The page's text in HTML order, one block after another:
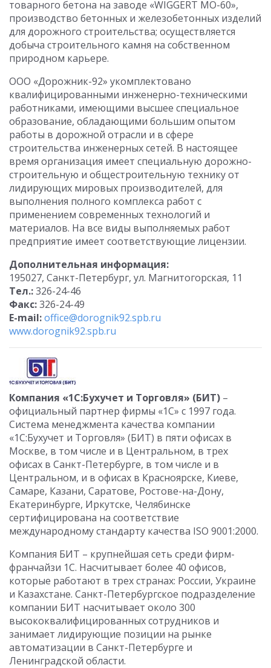
товарного бетона на заводе «WIGGERT MO-60»,
производство бетонных и железобетонных изделий
для дорожного строительства; осуществляется
добыча строительного камня на собственном
природном карьере.
ООО «Дорожник-92» укомплектовано
квалифицированными инженерно-техническими
работниками, имеющими высшее специальное
образование, обладающими большим опытом
работы в дорожной отрасли и в сфере
строительства инженерных сетей. В настоящее
время организация имеет специальную дорожно-
строительную и общестроительную технику от
лидирующих мировых производителей, для
выполнения полного комплекса работ с
применением современных технологий и
материалов. На все виды выполняемых работ
предприятие имеет соответствующие лицензии.
Дополнительная информация:
195027, Санкт-Петербург, ул. Магнитогорская, 11
Тел.:326-24-46
Факс:326-24-49
E-mail:office@dorognik92.spb.ru
www.dorognik92.spb.ru
Компания «1С:Бухучет и Торговля» (БИТ) –
официальный партнер фирмы «1С» с 1997 года.
Система менеджмента качества компании
«1С:Бухучет и Торговля» (БИТ) в пяти офисах в
Москве, в том числе и в Центральном, в трех
офисах в Санкт-Петербурге, в том числе и в
Центральном, и в офисах в Красноярске, Киеве,
Самаре, Казани, Саратове, Ростове-на-Дону,
Екатеринбурге, Иркутске, Челябинске
сертифицирована на соответствие
международному стандарту качества ISO 9001:2000.
Компания БИТ – крупнейшая сеть среди фирм-
франчайзи 1С. Насчитывает более 40 офисов,
которые работают в трех странах: России, Украине
и Казахстане. Санкт-Петербургское подразделение
компании БИТ насчитывает около 300
высококвалифицированных сотрудников и
занимает лидирующие позиции на рынке
автоматизации в Санкт-Петербурге и
Ленинградской области.